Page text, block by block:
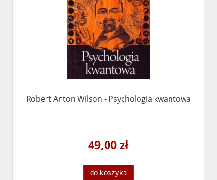
Robert Anton Wilson - Psychologia kwantowa
49,00 zł
do koszyka